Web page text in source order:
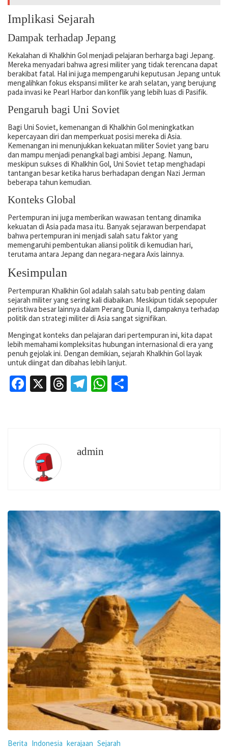
Implikasi Sejarah
Dampak terhadap Jepang
Kekalahan di Khalkhin Gol menjadi pelajaran berharga bagi Jepang.
Mereka menyadari bahwa agresi militer yang tidak terencana dapat
berakibat fatal. Hal ini juga mempengaruhi keputusan Jepang untuk
mengalihkan fokus ekspansi militer ke arah selatan, yang berujung
pada invasi ke Pearl Harbor dan konflik yang lebih luas di Pasifik.
Pengaruh bagi Uni Soviet
Bagi Uni Soviet, kemenangan di Khalkhin Gol meningkatkan
kepercayaan diri dan memperkuat posisi mereka di Asia.
Kemenangan ini menunjukkan kekuatan militer Soviet yang baru
dan mampu menjadi penangkal bagi ambisi Jepang. Namun,
meskipun sukses di Khalkhin Gol, Uni Soviet tetap menghadapi
tantangan besar ketika harus berhadapan dengan Nazi Jerman
beberapa tahun kemudian.
Konteks Global
Pertempuran ini juga memberikan wawasan tentang dinamika
kekuatan di Asia pada masa itu. Banyak sejarawan berpendapat
bahwa pertempuran ini menjadi salah satu faktor yang
memengaruhi pembentukan aliansi politik di kemudian hari,
terutama antara Jepang dan negara-negara Axis lainnya.
Kesimpulan
Pertempuran Khalkhin Gol adalah salah satu bab penting dalam
sejarah militer yang sering kali diabaikan. Meskipun tidak sepopuler
peristiwa besar lainnya dalam Perang Dunia II, dampaknya terhadap
politik dan strategi militer di Asia sangat signifikan.
Mengingat konteks dan pelajaran dari pertempuran ini, kita dapat
lebih memahami kompleksitas hubungan internasional di era yang
penuh gejolak ini. Dengan demikian, sejarah Khalkhin Gol layak
untuk diingat dan dibahas lebih lanjut.
Facebook
X Threads
Telegram
WhatsApp
admin
Berita Indonesia kerajaan Sejarah